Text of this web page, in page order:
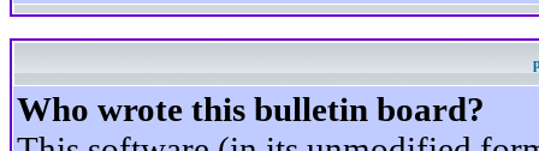
Who wrote this bulletin board?